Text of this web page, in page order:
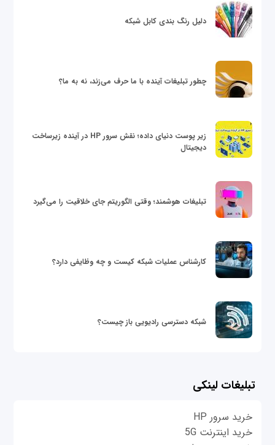
دلیل رنگ بندی کابل شبکه
چطور تبلیغات آینده با ما حرف می‌زند، نه به ما؟
زیر پوست دنیای داده؛ نقش سرور HP در آینده زیرساخت
دیجیتال
تبلیغات هوشمند؛ وقتی الگوریتم جای خلاقیت را می‌گیرد
کارشناس عملیات شبکه کیست و چه وظایفی دارد؟
شبکه دسترسی رادیویی باز چیست؟
تبلیغات لینکی
خرید سرور HP
خرید اینترنت 5G